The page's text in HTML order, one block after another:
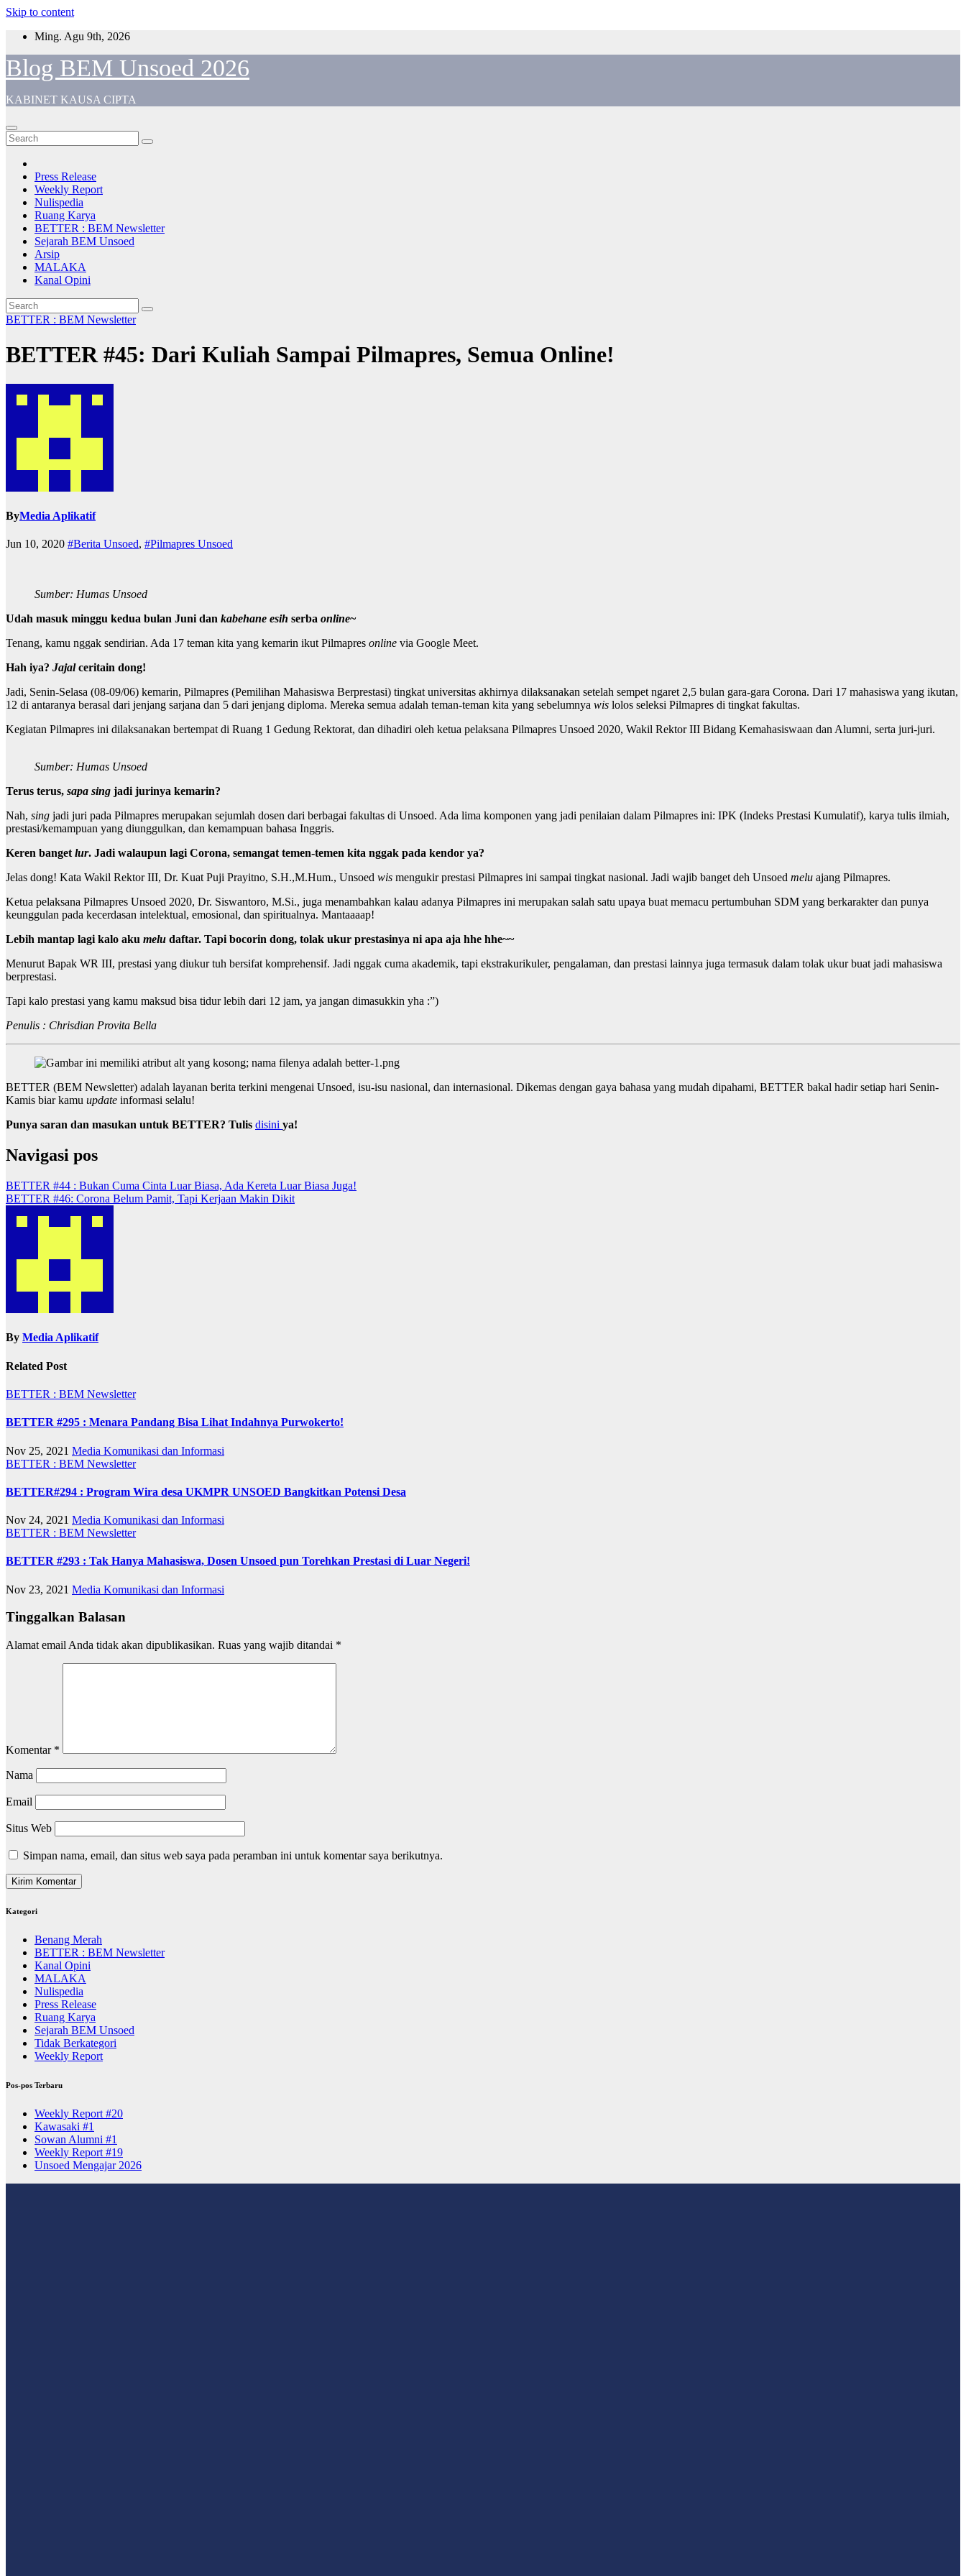
Skip to content
Ming. Agu 9th, 2026
Blog BEM Unsoed 2026
KABINET KAUSA CIPTA
Press Release
Weekly Report
Nulispedia
Ruang Karya
BETTER : BEM Newsletter
Sejarah BEM Unsoed
Arsip
MALAKA
Kanal Opini
BETTER : BEM Newsletter
BETTER #45: Dari Kuliah Sampai Pilmapres, Semua Online!
ByMedia Aplikatif
Jun 10, 2020 #Berita Unsoed, #Pilmapres Unsoed
Sumber: Humas Unsoed
Udah masuk minggu kedua bulan Juni dan kabehane esih serba online~
Tenang, kamu nggak sendirian. Ada 17 teman kita yang kemarin ikut Pilmapres online via Google Meet.
Hah iya? Jajalceritain dong!
Jadi, Senin-Selasa (08-09/06) kemarin, Pilmapres (Pemilihan Mahasiswa Berprestasi) tingkat universitas akhirnya dilaksanakan setelah sempet ngaret 2,5 bulan gara-gara Corona. Dari 17 mahasiswa yang ikutan,
12 di antaranya berasal dari jenjang sarjana dan 5 dari jenjang diploma. Mereka semua adalah teman-teman kita yang sebelumnya wis lolos seleksi Pilmapres di tingkat fakultas.
Kegiatan Pilmapres ini dilaksanakan bertempat di Ruang 1 Gedung Rektorat, dan dihadiri oleh ketua pelaksana Pilmapres Unsoed 2020, Wakil Rektor III Bidang Kemahasiswaan dan Alumni, serta juri-juri.
Sumber: Humas Unsoed
Terus terus, sapa sing jadi jurinya kemarin?
Nah, sing jadi juri pada Pilmapres merupakan sejumlah dosen dari berbagai fakultas di Unsoed. Ada lima komponen yang jadi penilaian dalam Pilmapres ini: IPK (Indeks Prestasi Kumulatif), karya tulis ilmiah,
prestasi/kemampuan yang diunggulkan, dan kemampuan bahasa Inggris.
Keren bangetlur. Jadi walaupun lagi Corona, semangat temen-temen kita nggak pada kendor ya?
Jelas dong! Kata Wakil Rektor III, Dr. Kuat Puji Prayitno, S.H.,M.Hum., Unsoed wis mengukir prestasi Pilmapres ini sampai tingkat nasional. Jadi wajib banget deh Unsoed melu ajang Pilmapres.
Ketua pelaksana Pilmapres Unsoed 2020, Dr. Siswantoro, M.Si., juga menambahkan kalau adanya Pilmapres ini merupakan salah satu upaya buat memacu pertumbuhan SDM yang berkarakter dan punya
keunggulan pada kecerdasan intelektual, emosional, dan spiritualnya. Mantaaaap!
Lebih mantap lagi kalo aku melu daftar. Tapi bocorin dong, tolak ukur prestasinya ni apa aja hhe hhe~~
Menurut Bapak WR III, prestasi yang diukur tuh bersifat komprehensif. Jadi nggak cuma akademik, tapi ekstrakurikuler, pengalaman, dan prestasi lainnya juga termasuk dalam tolak ukur buat jadi mahasiswa
berprestasi.
Tapi kalo prestasi yang kamu maksud bisa tidur lebih dari 12 jam, ya jangan dimasukkin yha :”)
Penulis : Chrisdian Provita Bella
BETTER (BEM Newsletter) adalah layanan berita terkini mengenai Unsoed, isu-isu nasional, dan internasional. Dikemas dengan gaya bahasa yang mudah dipahami, BETTER bakal hadir setiap hari Senin-
Kamis biar kamu update informasi selalu!
Punya saran dan masukan untuk BETTER? Tulis disini ya!
Navigasi pos
BETTER #44 : Bukan Cuma Cinta Luar Biasa, Ada Kereta Luar Biasa Juga!
BETTER #46: Corona Belum Pamit, Tapi Kerjaan Makin Dikit
By Media Aplikatif
Related Post
BETTER : BEM Newsletter
BETTER #295 : Menara Pandang Bisa Lihat Indahnya Purwokerto!
Nov 25, 2021 Media Komunikasi dan Informasi
BETTER : BEM Newsletter
BETTER#294 : Program Wira desa UKMPR UNSOED Bangkitkan Potensi Desa
Nov 24, 2021 Media Komunikasi dan Informasi
BETTER : BEM Newsletter
BETTER #293 : Tak Hanya Mahasiswa, Dosen Unsoed pun Torehkan Prestasi di Luar Negeri!
Nov 23, 2021 Media Komunikasi dan Informasi
Tinggalkan Balasan
Alamat email Anda tidak akan dipublikasikan. Ruas yang wajib ditandai *
Komentar *
Nama
Email
Situs Web
Simpan nama, email, dan situs web saya pada peramban ini untuk komentar saya berikutnya.
Kategori
Benang Merah
BETTER : BEM Newsletter
Kanal Opini
MALAKA
Nulispedia
Press Release
Ruang Karya
Sejarah BEM Unsoed
Tidak Berkategori
Weekly Report
Pos-pos Terbaru
Weekly Report #20
Kawasaki #1
Sowan Alumni #1
Weekly Report #19
Unsoed Mengajar 2026